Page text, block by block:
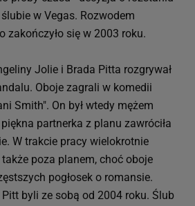
w Vegas. Rozwodem
zakończyło się w 2003 roku.
Jolie i Brada Pitta rozgrywał
Oboje zagrali w komedii
Smith". On był wtedy mężem
partnerka z planu zawróciła
W trakcie pracy wielokrotnie
poza planem, choć oboje
pogłosek o romansie.
byli ze sobą od 2004 roku. Ślub